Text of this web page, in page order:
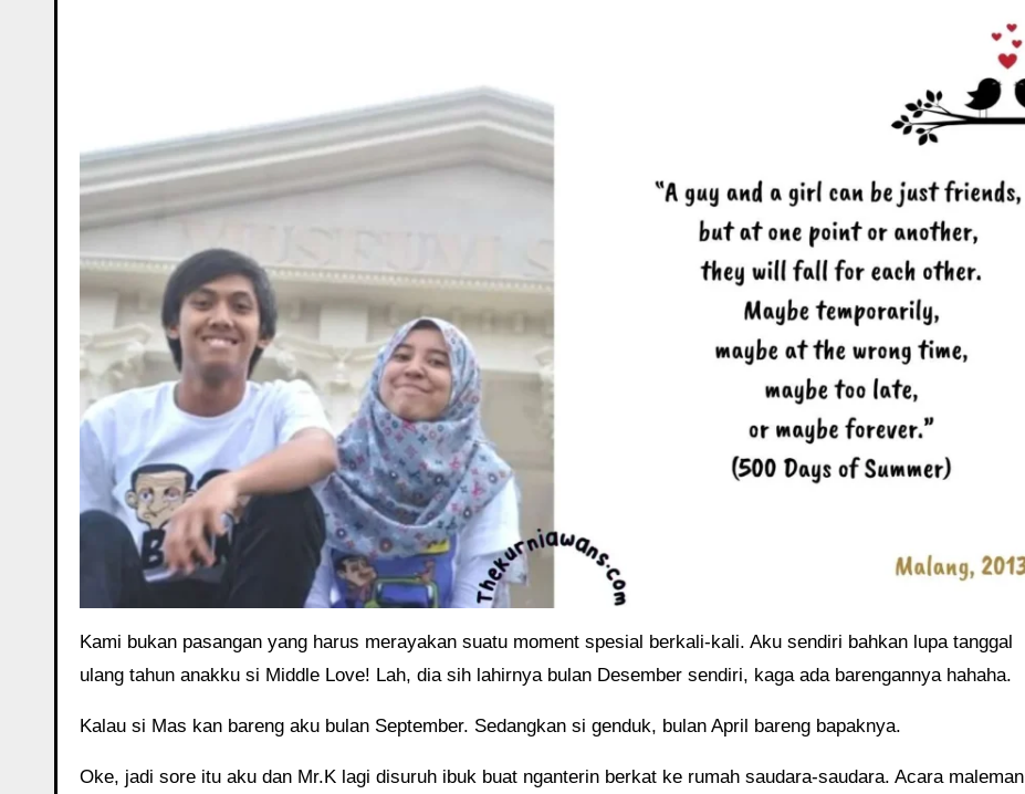
Kami bukan pasangan yang harus merayakan suatu moment spesial berkali-kali. Aku sendiri bahkan lupa tanggal
ulang tahun anakku si Middle Love! Lah, dia sih lahirnya bulan Desember sendiri, kaga ada barengannya hahaha.
Kalau si Mas kan bareng aku bulan September. Sedangkan si genduk, bulan April bareng bapaknya.
Oke, jadi sore itu aku dan Mr.K lagi disuruh ibuk buat nganterin berkat ke rumah saudara-saudara. Acara maleman